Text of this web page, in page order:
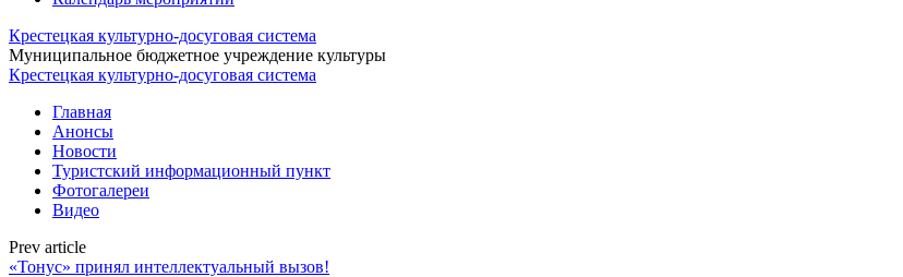
Крестецкая культурно-досуговая система
Муниципальное бюджетное учреждение культуры
Крестецкая культурно-досуговая система
Главная
Анонсы
Новости
Туристский информационный пункт
Фотогалереи
Видео
Prev article
«Тонус» принял интеллектуальный вызов!